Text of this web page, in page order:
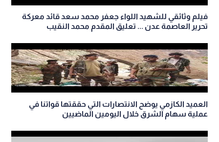
فيلم وثائقي للشهيد اللواء جعفر محمد سعد قائد معركة
تحرير العاصمة عدن ... تعليق المقدم محمد النقيب
العميد الكازمي يوضح الانتصارات التي حققتها قواتنا في
عملية سهام الشرق خلال اليومين الماضيين